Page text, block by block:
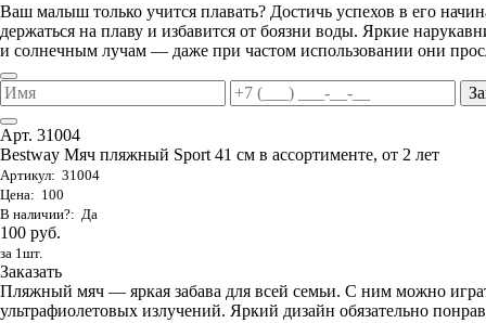
Ваш малыш только учится плавать? Достичь успехов в его
держаться на плаву и избавится от боязни воды. Яркие
и солнечным лучам — даже при частом использовании они
Арт. 31004
Bestway Мяч пляжный Sport 41 см в ассортименте, от 2 лет
Артикул: 31004
Цена: 100
В наличии?: Да
100 руб.
за 1шт.
Заказать
Пляжный мяч — яркая забава для всей семьи. С ним можно
ультрафиолетовых излучений. Яркий дизайн обязательно